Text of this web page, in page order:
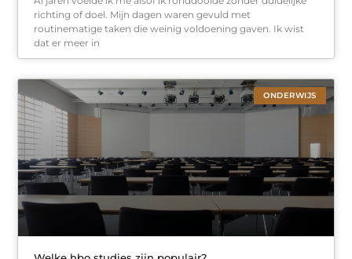
richting of doel. Mijn dagen waren gevuld met
routinematige taken die weinig voldoening gaven. Ik wist
dat er meer in
ONDERWIJS